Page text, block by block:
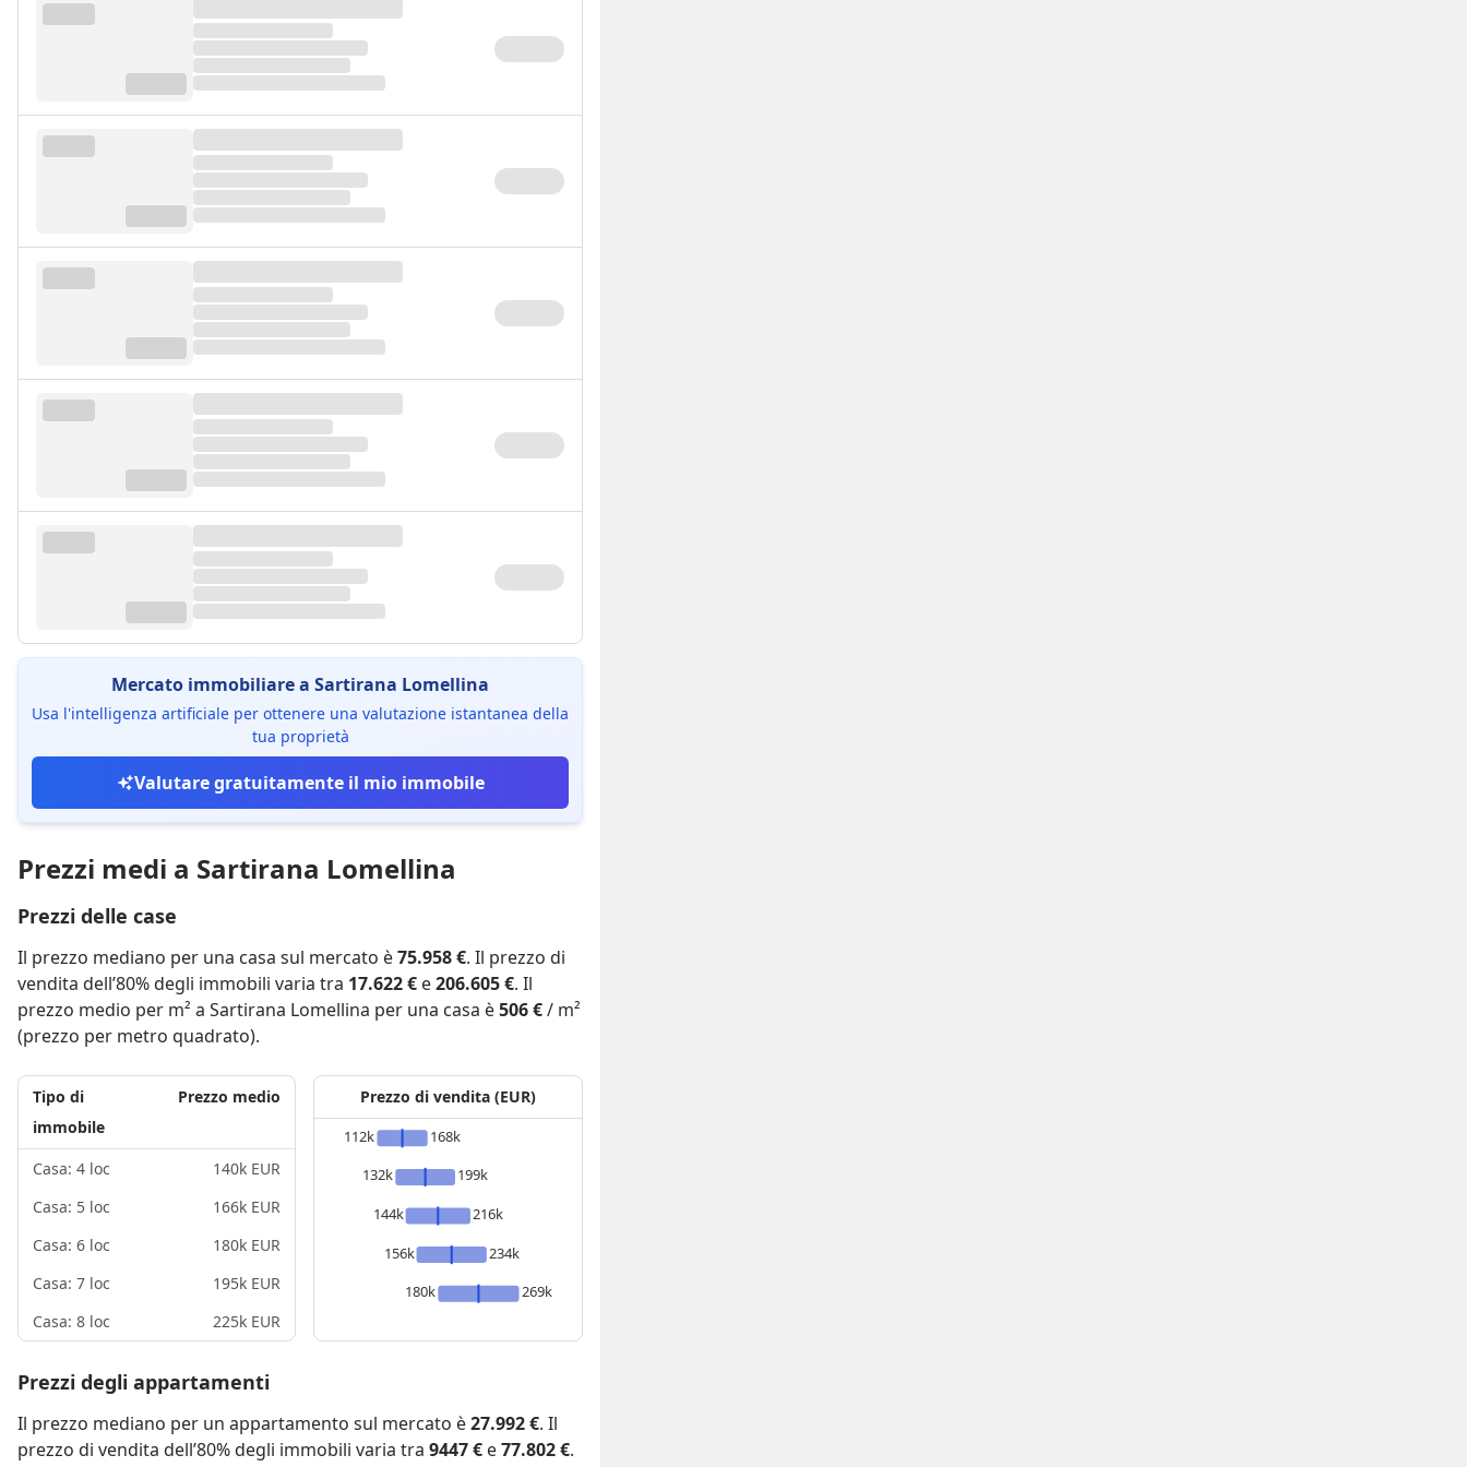
Mercato immobiliare a Sartirana Lomellina
Usa l'intelligenza artificiale per ottenere una valutazione istantanea della
tua proprietà
Valutare gratuitamente il mio immobile
Prezzi medi a Sartirana Lomellina
Prezzi delle case
Il prezzo mediano per una casa sul mercato è75.958 €. Il prezzo di
vendita dell’80% degli immobili varia tra 17.622 € e206.605 €. Il
prezzo medio per m² a Sartirana Lomellina per una casa è506 €/ m²
(prezzo per metro quadrato).
Tipo di
immobile
Prezzo medio
Casa: 4 loc
140k EUR
Casa: 5 loc
166k EUR
Casa: 6 loc
180k EUR
Casa: 7 loc
195k EUR
Casa: 8 loc
225k EUR
Prezzo di vendita (EUR)
112k
168k
132k
199k
144k
216k
156k
234k
180k
269k
Prezzi degli appartamenti
Il prezzo mediano per un appartamento sul mercato è27.992 €. Il
prezzo di vendita dell’80% degli immobili varia tra 9447 € e77.802 €.